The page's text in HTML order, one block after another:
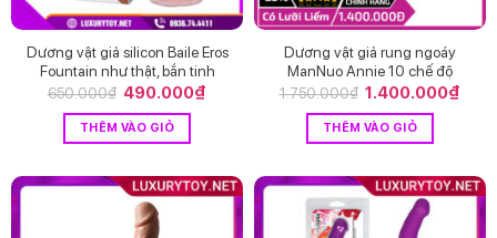
Dương vật giả silicon Baile Eros
Fountain như thật, bắn tinh
650.000₫ Giá
là:
650.000₫.
490.000₫
THÊM VÀO GIỎ
Dương vật giả rung ngoáy
ManNuo Annie 10 chế độ
1.750.000₫ Giá
là:
1.750.000₫.
1.400.000₫
THÊM VÀO GIỎ